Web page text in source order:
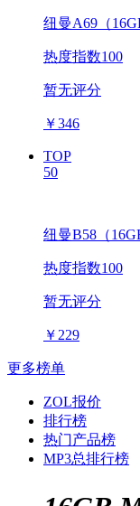
纽曼A69（
热度指数100
暂无评分
￥346
TOP
50
纽曼B58（
热度指数100
暂无评分
￥ 229
更多榜单
ZOL报价
排行榜
热门产品榜
MP3总排行榜